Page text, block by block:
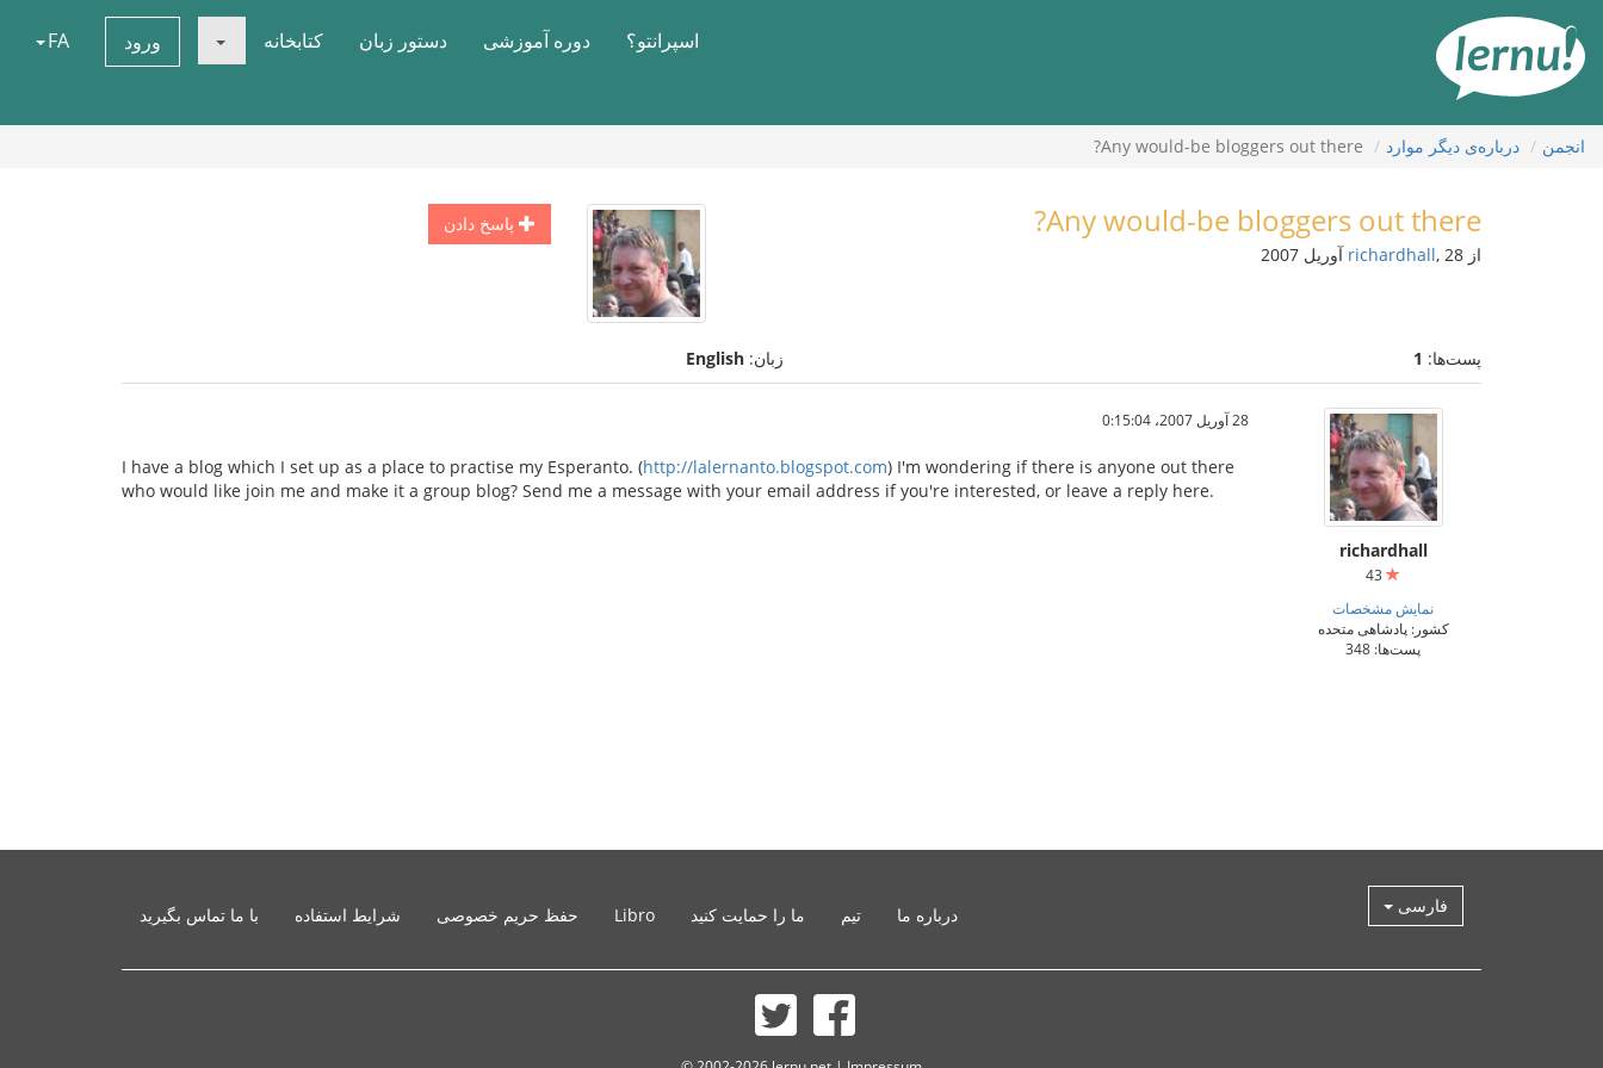
محتوا
اسپرانتو؟ دوره آموزشی دستور زبان کتابخانه ورود FA
انجمن درباره‌ی دیگر موارد Any would-be bloggers out there?
پاسخ دادن Any would-be bloggers out there?
از richardhall, 28 آوریل 2007
پست‌ها: 1 زبان: English
richardhall
نمایش مشخصات
کشور: پادشاهی متحده
پست‌ها: 348
28 آوریل 2007،‏ 0:15:04
I have a blog which I set up as a place to practise my Esperanto. (http://lalernanto.blogspot.com) I'm wondering if there is anyone out there
who would like join me and make it a group blog? Send me a message with your email address if you're interested, or leave a reply here.
فارسی درباره ما تیم ما را حمایت کنید Libro حفظ حریم خصوصی شرایط استفاده با ما تماس بگیرید